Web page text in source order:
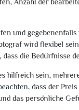
Anzahl der
und
wird flexibel
die Bedürfnisse
hilfreich sein,
dass der
das persönliche